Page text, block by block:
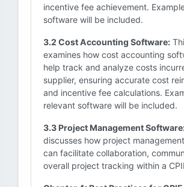
incentive fee achievement.
software will be included.
3.2 Cost Accounting Software:
examines how cost accounting
help track and analyze costs
supplier, ensuring accurate cost
and incentive fee calculations.
relevant software will be included.
3.3 Project Management
discusses how project
can facilitate collaboration,
overall project tracking within a